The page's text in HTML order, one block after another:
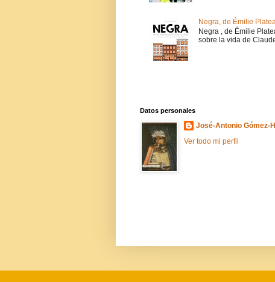
Negra, de Émilie
Negra , de Émilie
sobre la vida de
Datos personales
José-Antonio Gómez-
Ver todo mi perfil